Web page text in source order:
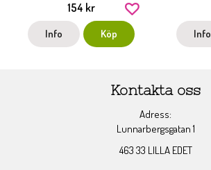
154 kr
Info Köp Info
Kontakta oss
Adress:
Lunnarbergsgatan 1
463 33 LILLA EDET